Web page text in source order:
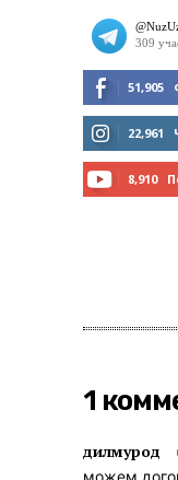
51,905
22,961
8,910
1
дилмурод
можем